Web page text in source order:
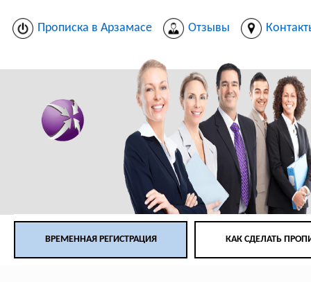
Прописка в Арзамасе Отзывы
ВРЕМЕННАЯ РЕГИСТРАЦИЯ КАК СДЕЛАТЬ